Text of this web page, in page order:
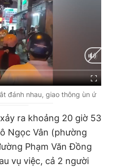
đánh nhau, giao thông ùn ứ
ra khoảng 20 giờ 53
Ngọc Vân (phường
Phạm Văn Đồng
vụ việc, cả 2 người